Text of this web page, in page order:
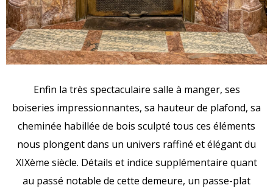
Enfin la très spectaculaire salle à manger, ses
boiseries impressionnantes, sa hauteur de plafond, sa
cheminée habillée de bois sculpté tous ces éléments
nous plongent dans un univers raffiné et élégant du
XIXème siècle. Détails et indice supplémentaire quant
au passé notable de cette demeure, un passe-plat